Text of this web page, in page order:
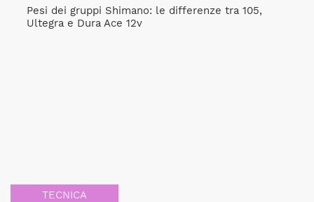
Pesi dei gruppi Shimano: le differenze tra 105,
Ultegra e Dura Ace 12v
TECNICA